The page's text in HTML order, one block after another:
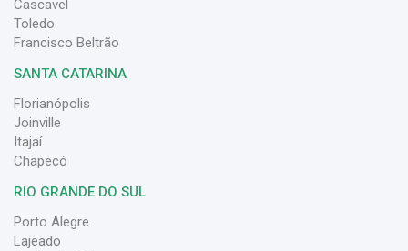
Cascavel
Toledo
Francisco Beltrão
SANTA CATARINA
Florianópolis
Joinville
Itajaí
Chapecó
RIO GRANDE DO SUL
Porto Alegre
Lajeado